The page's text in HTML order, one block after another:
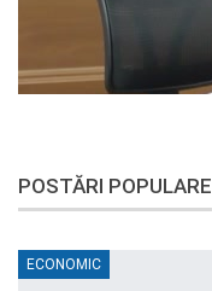
POSTĂRI POPULARE
ECONOMIC